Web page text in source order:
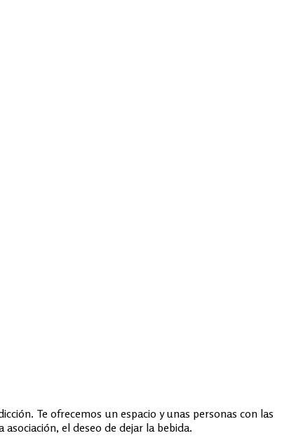
Te ofrecemos un espacio y unas personas con las
el deseo de dejar la bebida.